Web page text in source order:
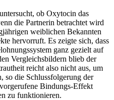
ob Oxytocin das
die Partnerin betrachtet wird
weiblichen Bekannten
hervorruft. Es zeigte sich, dass
ganz gezielt auf
Vergleichsbildern blieb der
reicht also nicht aus, um
so die Schlussfolgerung der
Bindungs-Effekt
zu funktionieren.